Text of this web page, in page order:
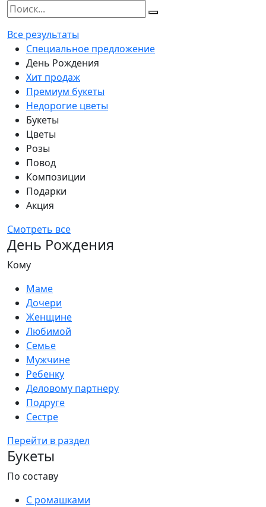
Все результаты
Специальное предложение
День Рождения
Хит продаж
Премиум букеты
Недорогие цветы
Букеты
Цветы
Розы
Повод
Композиции
Подарки
Акция
Смотреть все
День Рождения
Кому
Маме
Дочери
Женщине
Любимой
Семье
Мужчине
Ребенку
Деловому партнеру
Подруге
Сестре
Перейти в раздел
Букеты
По составу
С ромашками